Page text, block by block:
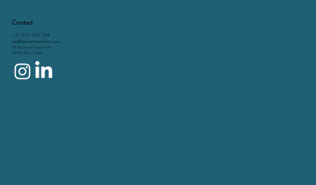
Contact
+33 672 033 588
info@laboratoireprolens.com
80 Boulevard Haussmann
75008 Paris, France